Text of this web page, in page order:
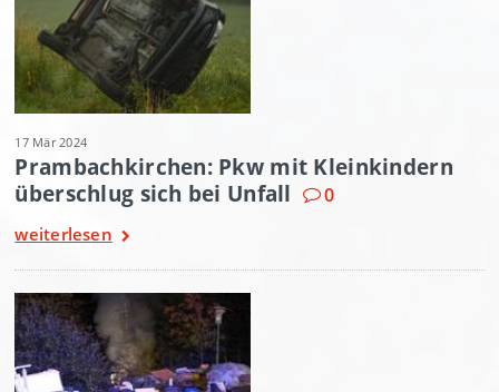
17 Mär 2024
Prambachkirchen: Pkw mit Kleinkindern
überschlug sich bei Unfall
0
weiterlesen